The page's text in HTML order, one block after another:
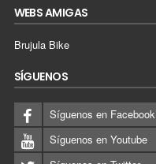
WEBS AMIGAS
Brujula Bike
SÍGUENOS
Síguenos en Facebook
Síguenos en Youtube